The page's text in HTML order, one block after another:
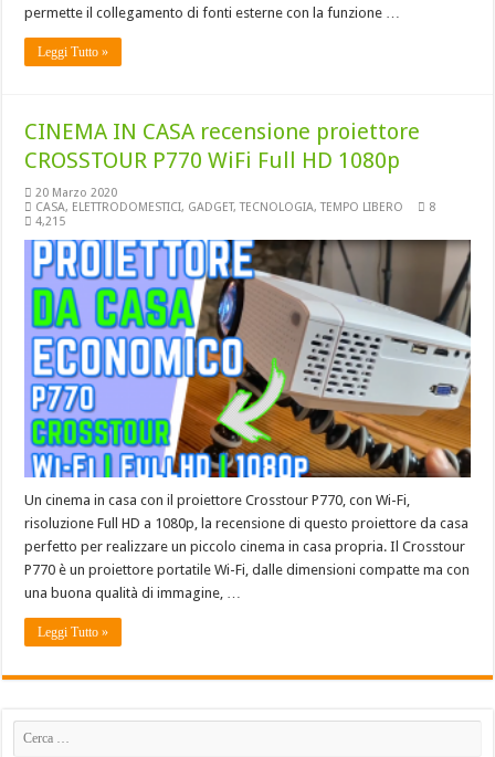
permette il collegamento di fonti esterne con la funzione …
Leggi Tutto »
CINEMA IN CASA recensione proiettore
CROSSTOUR P770 WiFi Full HD 1080p
20 Marzo 2020
CASA, ELETTRODOMESTICI, GADGET,TECNOLOGIA,TEMPO LIBERO
8
4,215
Un cinema in casa con il proiettore Crosstour P770, con Wi-Fi,
risoluzione Full HD a 1080p, la recensione di questo proiettore da casa
perfetto per realizzare un piccolo cinema in casa propria. Il Crosstour
P770 è un proiettore portatile Wi-Fi, dalle dimensioni compatte ma con
una buona qualità di immagine, …
Leggi Tutto »